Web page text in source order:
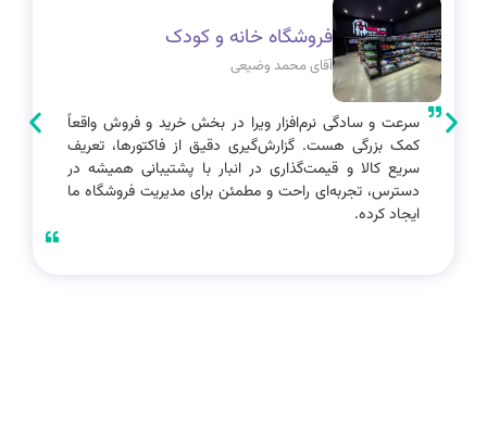
فروشگاه خانه و کودک
آقای محمد وضیعی
سرعت و سادگی نرم‌افزار ویرا در بخش خرید و فروش واقعاً
کمک بزرگی هست. گزارش‌گیری دقیق از فاکتورها، تعریف
سریع کالا و قیمت‌گذاری در انبار با پشتیبانی همیشه در
دسترس، تجربه‌ای راحت و مطمئن برای مدیریت فروشگاه ما
ایجاد کرده.